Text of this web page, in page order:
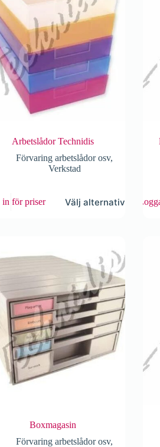
Arbetslådor Technidis
Förvaring arbetslådor osv,
Verkstad
in för priser Välj alternativ
Boxmagasin
Förvaring arbetslådor osv,